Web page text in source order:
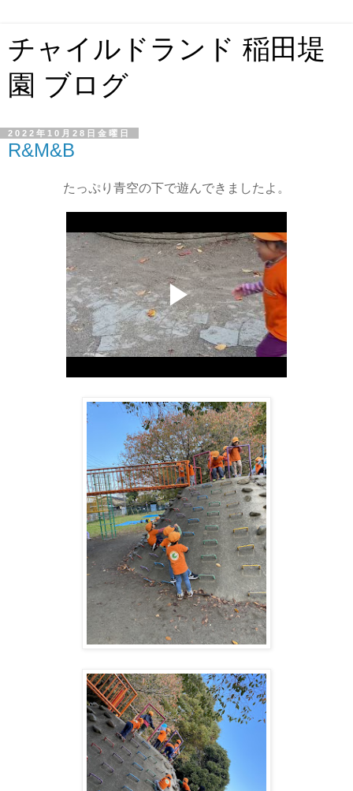
チャイルドランド 稲田堤
園 ブログ
2022年10月28日金曜日
R&M&B
たっぷり青空の下で遊んできましたよ。